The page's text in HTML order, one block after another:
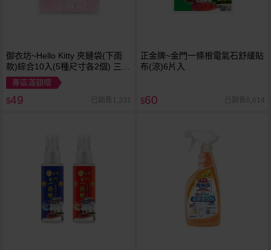
御衣坊~Hello Kitty 夾鏈袋(下雨
款)綜合10入(5種尺寸各2個) 三麗
鷗Sanrio授權
專區滿額贈
$49 已銷售1,331
正金牌~金門一條根電氣石舒緩貼
布(涼)6片入
$60 已銷售6,614